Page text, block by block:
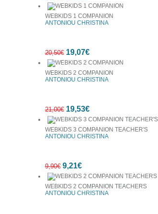
WEBKIDS 1 COMPANION
ANTONIOU CHRISTINA
20,50€ 19,07€
WEBKIDS 2 COMPANION
ANTONIOU CHRISTINA
21,00€ 19,53€
WEBKIDS 3 COMPANION TEACHER'S
ANTONIOU CHRISTINA
9,90€ 9,21€
WEBKIDS 2 COMPANION TEACHERS
ANTONIOU CHRISTINA